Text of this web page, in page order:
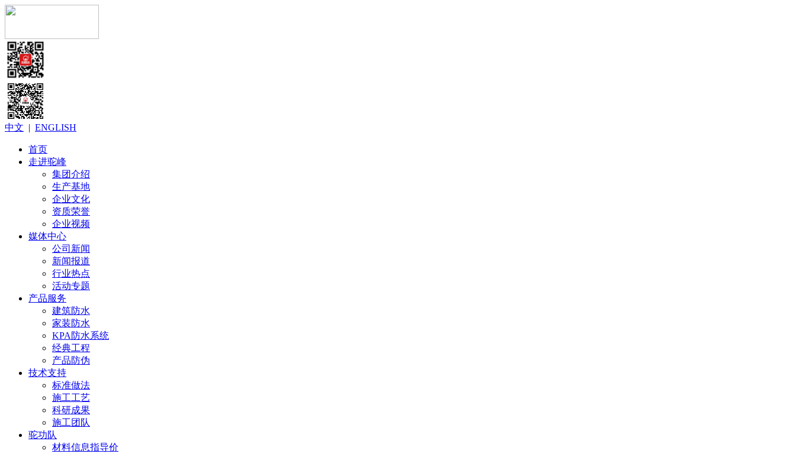
中文 | ENGLISH
首页
走进驼峰
集团介绍
生产基地
企业文化
资质荣誉
企业视频
媒体中心
公司新闻
新闻报道
行业热点
活动专题
产品服务
建筑防水
家装防水
KPA防水系统
经典工程
产品防伪
技术支持
标准做法
施工工艺
科研成果
施工团队
驼功队
材料信息指导价